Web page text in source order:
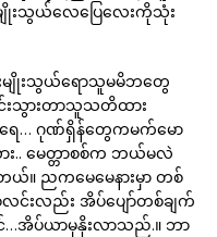
းသွယ်လေပြေလေးကိုသုံး
မျိုးသွယ်ရောသူမမိဘတွေ
းသွားတာသူသတိထား
ရေ… ဂုဏ်ရှိန်တွေကမက်မော
.. မေတ္တာစစ်က ဘယ်မလဲ
ယ်။ ညကမေမေနားမှာ တစ်
င်းလည်း အိပ်ပျော်တစ်ချက်
င်…အိပ်ယာမှနိုးလာသည်.။ ဘာ